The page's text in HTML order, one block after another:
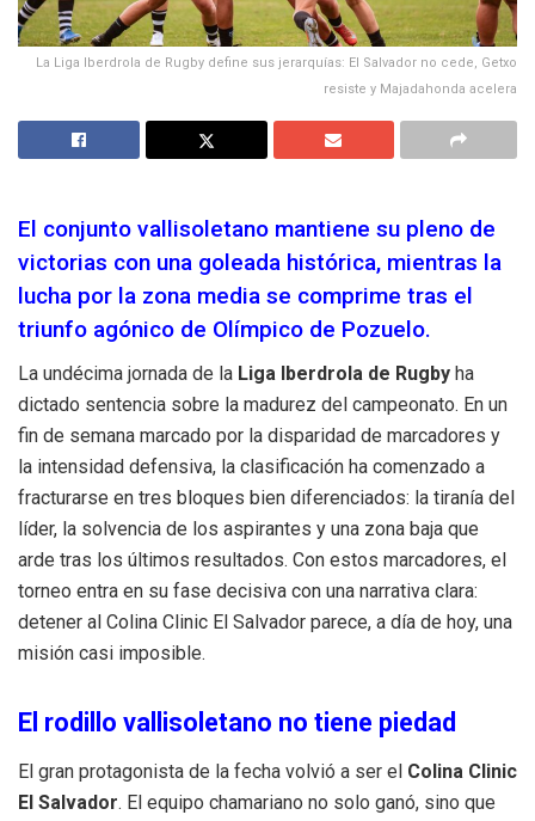
La Liga Iberdrola de Rugby define sus jerarquías: El Salvador no cede, Getxo
resiste y Majadahonda acelera
El conjunto vallisoletano mantiene su pleno de
victorias con una goleada histórica, mientras la
lucha por la zona media se comprime tras el
triunfo agónico de Olímpico de Pozuelo.
La undécima jornada de la Liga Iberdrola de Rugby ha
dictado sentencia sobre la madurez del campeonato. En un
fin de semana marcado por la disparidad de marcadores y
la intensidad defensiva, la clasificación ha comenzado a
fracturarse en tres bloques bien diferenciados: la tiranía del
líder, la solvencia de los aspirantes y una zona baja que
arde tras los últimos resultados. Con estos marcadores, el
torneo entra en su fase decisiva con una narrativa clara:
detener al Colina Clinic El Salvador parece, a día de hoy, una
misión casi imposible.
El rodillo vallisoletano no tiene piedad
El gran protagonista de la fecha volvió a ser el Colina Clinic
El Salvador. El equipo chamariano no solo ganó, sino que